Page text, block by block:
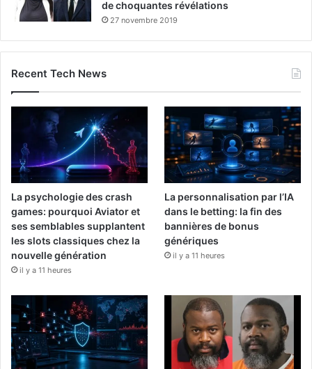
de choquantes révélations
27 novembre 2019
Recent Tech News
La psychologie des crash
games: pourquoi Aviator et
ses semblables supplantent
les slots classiques chez la
nouvelle génération
il y a 11 heures
La personnalisation par l’IA
dans le betting: la fin des
bannières de bonus
génériques
il y a 11 heures